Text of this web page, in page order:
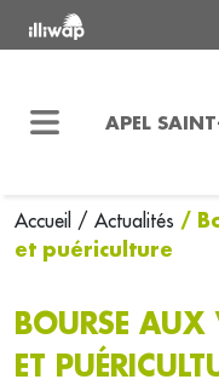
APEL
Accueil / Actualités /
et puériculture
BOURSE AUX
ET